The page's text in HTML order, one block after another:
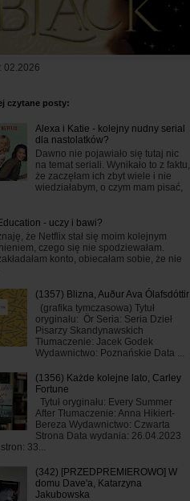
02.2026
czytane posty:
Alexa i Katie - kolejny nudny serial
dla nastolatków?
Dawno nie pojawiało się tutaj nic
na temat seriali. Wynikało to z faktu,
że zaczęłam ich zbyt wiele i nie
wiedziałabym, o czym mam pisać,
- uczy i bawi?
że Netflix stał się moim kolejnym
czego się nie spodziewałam.
konto, obiecałam sobie, że nie
(1357) Blizna, Auður Ava Ólafsdóttir
(grafika tymczasowa) Tytuł
oryginału: Ör Seria: Seria Dzieł
Pisarzy Skandynawskich
Tłumaczenie: Jacek Godek
Wydawnictwo: Poznańskie Data ...
(1356) Każde kolejne lato, Carley
Fortune
Tytuł oryginału: Every Summer
After Tłumaczenie: Anna Hikiert-
Bereza Wydawnictwo: Czwarta
Strona Data wydania: 26.04.2023
33...
(342) [PRZEDPREMIEROWO] W
domu Dave'a, Katarzyna
Jakubowska